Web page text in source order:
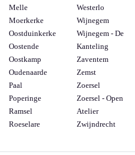
Melle
Moerkerke
Oostduinkerke
Oostende
Oostkamp
Oudenaarde
Paal
Poperinge
Ramsel
Roeselare
Westerlo
Wijnegem
Wijnegem - De
Kanteling
Zaventem
Zemst
Zoersel
Zoersel - Open
Atelier
Zwijndrecht